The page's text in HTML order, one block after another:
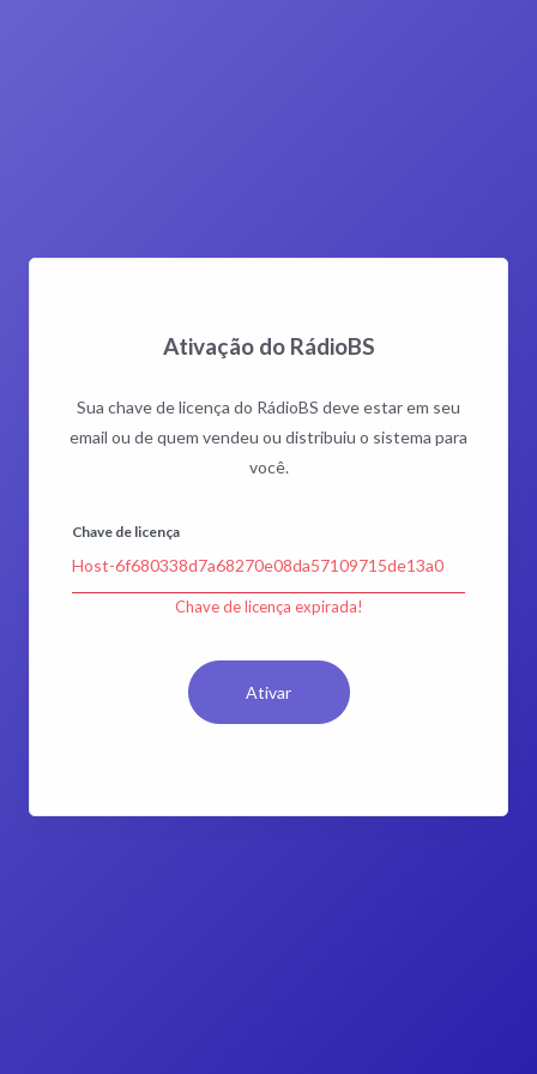
Ativação do RádioBS
Sua chave de licença do RádioBS deve estar em seu
email ou de quem vendeu ou distribuiu o sistema para
você.
Chave de licença
Chave de licença expirada!
Ativar